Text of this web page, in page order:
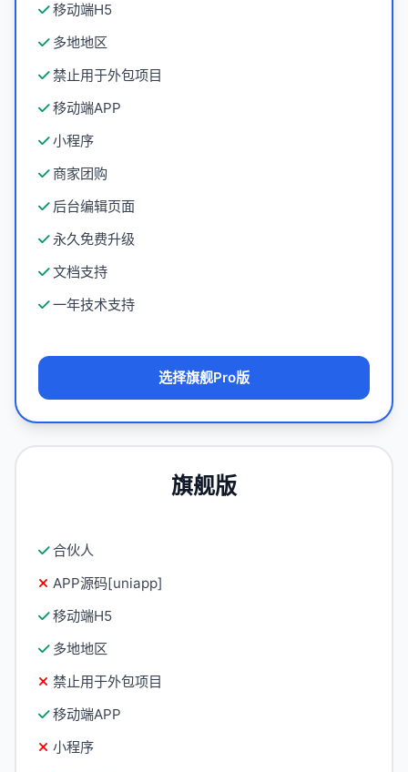
移动端H5
多地地区
禁止用于外包项目
移动端APP
小程序
商家团购
后台编辑页面
永久免费升级
文档支持
一年技术支持
选择旗舰Pro版
旗舰版
合伙人
APP源码[uniapp]
移动端H5
多地地区
禁止用于外包项目
移动端APP
小程序